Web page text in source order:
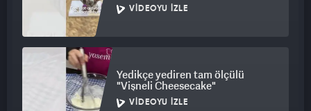
VIDEOYU İZLE
Yedikçe yediren tam ölçülü
"Vişneli Cheesecake"
VIDEOYU İZLE